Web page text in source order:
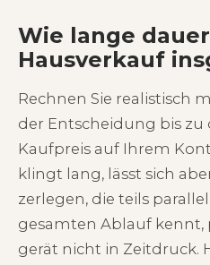
Wie lange
Hausverkauf
Rechnen Sie realistisch
der Entscheidung bis zu
Kaufpreis auf Ihrem
klingt lang, lässt sich
zerlegen, die teils
gesamten Ablauf
gerät nicht in Zeitdruck.